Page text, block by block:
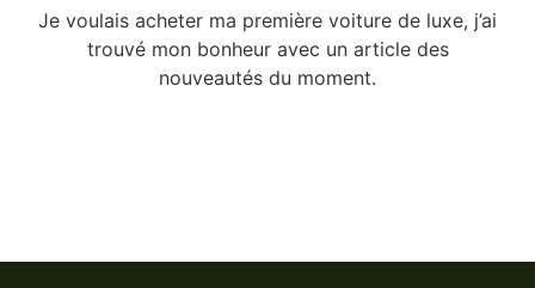
Je voulais acheter ma première voiture de luxe, j’ai
trouvé mon bonheur avec un article des
nouveautés du moment.